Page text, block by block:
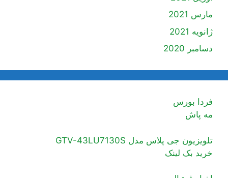
مارس 2021
ژانویه 2021
دسامبر 2020
فردا بورس
مه پاش
تلویزیون جی پلاس مدل GTV-43LU7130S
خرید بک لینک